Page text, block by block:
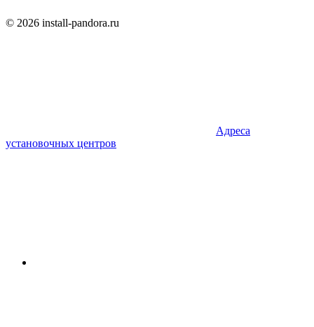
© 2026 install-pandora.ru
Адреса
установочных центров